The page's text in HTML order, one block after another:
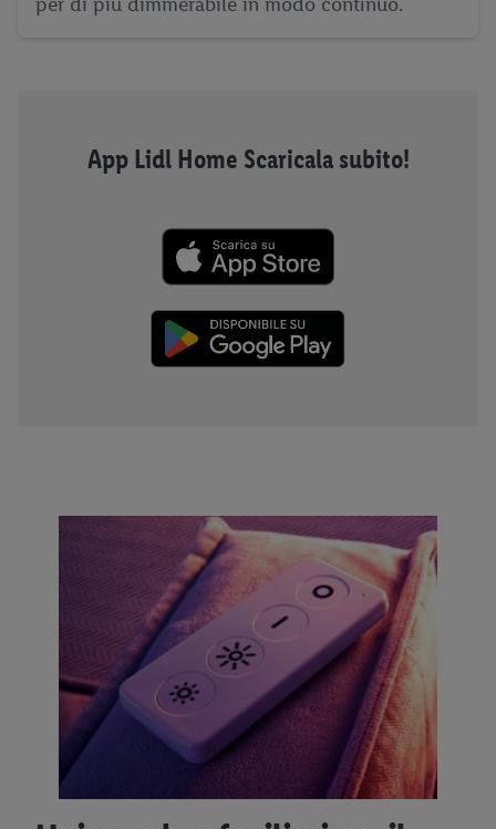
App Lidl Home Scaricala subito!